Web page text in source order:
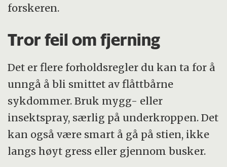
forskeren.
Tror feil om fjerning
Det er flere forholdsregler du kan ta for å
unngå å bli smittet av flåttbårne
sykdommer. Bruk mygg- eller
insektspray, særlig på underkroppen. Det
kan også være smart å gå på stien, ikke
langs høyt gress eller gjennom busker.